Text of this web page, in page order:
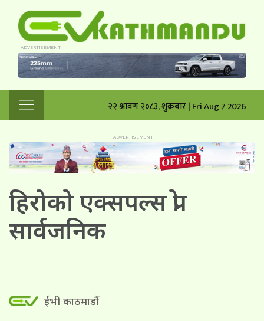
२२ श्रावण २०८३, शुक्रबार | Fri Aug 7 2026
हिरोको एक्सपल्स प्रो
सार्वजनिक
ईभी काठमाडौँ